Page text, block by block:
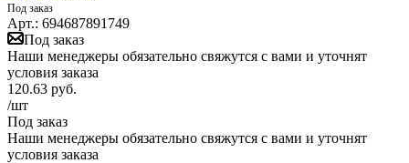
Под заказ
Арт.: 694687891749
Под заказ
Наши менеджеры обязательно свяжутся с вами и уточнят
условия заказа
120.63 руб.
/шт
Под заказ
Наши менеджеры обязательно свяжутся с вами и уточнят
условия заказа